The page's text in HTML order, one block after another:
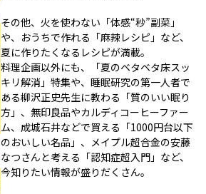
その他、火を使わない「体感“秒”副菜」
や、おうちで作れる「麻辣レシピ」など、
夏に作りたくなるレシピが満載。
料理企画以外にも、「夏のベタベタ床スッ
キリ解消」特集や、睡眠研究の第一人者で
ある柳沢正史先生に教わる「質のいい眠り
方」、無印良品やカルディコーヒーファー
ム、成城石井などで買える「1000円台以下
のおいしい名品」、メイプル超合金の安藤
なつさんと考える「認知症超入門」など、
今知りたい情報が盛りだくさん。